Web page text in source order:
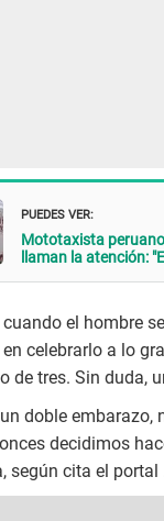
PUEDES VER:
Mototaxista
llaman la atención:
cuando el hombre
celebrarlo a lo
de tres. Sin duda,
doble embarazo,
decidimos
según cita el portal